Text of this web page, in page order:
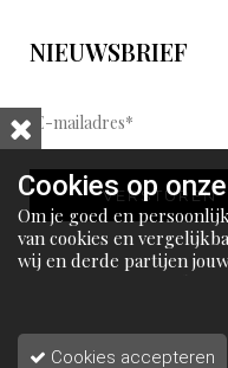
NIEUWSBRIEF
E
-
m
a
i
l
d
VERSTUREN
Cookies op
Om je goed en
van cookies en
wij en derde partijen
Cookies accepteren